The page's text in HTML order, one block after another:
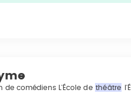
de comédiens L'École de théâtre